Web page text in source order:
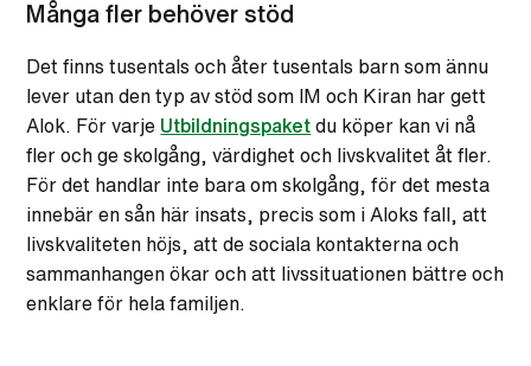
Många fler behöver stöd
Det finns tusentals och åter tusentals barn som ännu
lever utan den typ av stöd som IM och Kiran har gett
Alok. För varje Utbildningspaket du köper kan vi nå
fler och ge skolgång, värdighet och livskvalitet åt fler.
För det handlar inte bara om skolgång, för det mesta
innebär en sån här insats, precis som i Aloks fall, att
livskvaliteten höjs, att de sociala kontakterna och
sammanhangen ökar och att livssituationen bättre och
enklare för hela familjen.